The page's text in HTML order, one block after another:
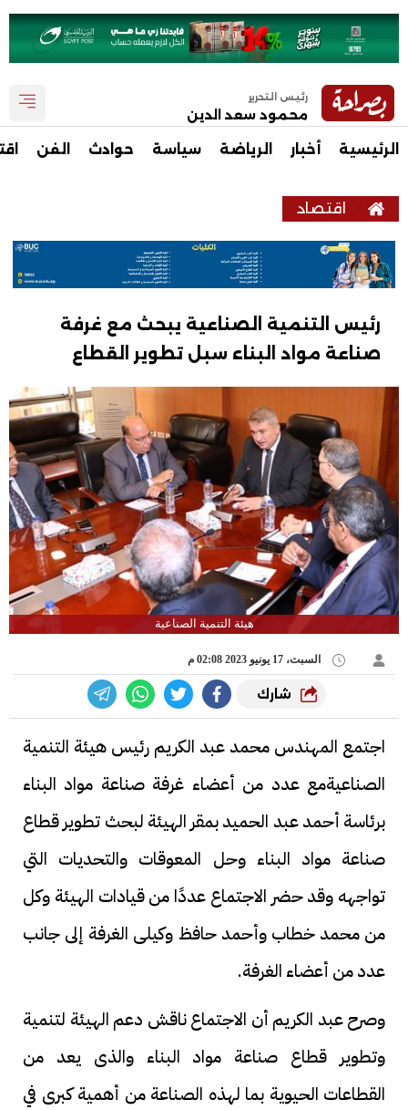
رئيس التحرير
محمود سعد الدين
الرئيسية أخبار الرياضة سياسة حوادث الفن
اقتصاد
رئيس التنمية الصناعية يبحث مع غرفة
صناعة مواد البناء سبل تطوير القطاع
هيئة التنمية الصناعية
السبت، 17 يونيو 2023 02:08 م
شارك
اجتمع المهندس محمد عبد الكريم رئيس هيئة التنمية
الصناعيةمع عدد من أعضاء غرفة صناعة مواد البناء
برئاسة أحمد عبد الحميد بمقر الهيئة لبحث تطوير قطاع
صناعة مواد البناء وحل المعوقات والتحديات التي
تواجهه وقد حضر الاجتماع عددًا من قيادات الهيئة وكل
من محمد خطاب وأحمد حافظ وكيلى الغرفة إلى جانب
عدد من أعضاء الغرفة.
وصرح عبد الكريم أن الاجتماع ناقش دعم الهيئة لتنمية
وتطوير قطاع صناعة مواد البناء والذى يعد من
القطاعات الحيوية بما لهذه الصناعة من أهمية كبرى في